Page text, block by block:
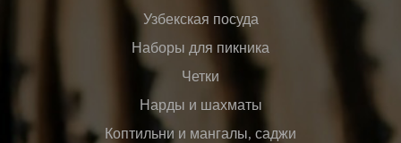
Узбекская посуда
Наборы для пикника
Четки
Нарды и шахматы
Коптильни и мангалы, саджи